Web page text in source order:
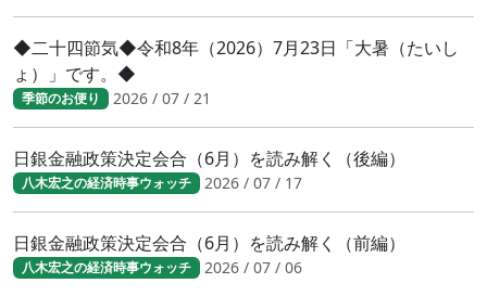
◆二十四節気◆令和8年（2026）7月23日「大暑（たいし
ょ）」です。◆
季節のお便り 2026 / 07 / 21
日銀金融政策決定会合（6月）を読み解く（後編）
八木宏之の経済時事ウォッチ 2026 / 07 / 17
日銀金融政策決定会合（6月）を読み解く（前編）
八木宏之の経済時事ウォッチ 2026 / 07 / 06